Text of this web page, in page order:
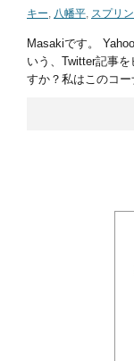
キー, 八幡平, スプリ
Masakiです。
いう、Twitter記事
すか？私はこのコ